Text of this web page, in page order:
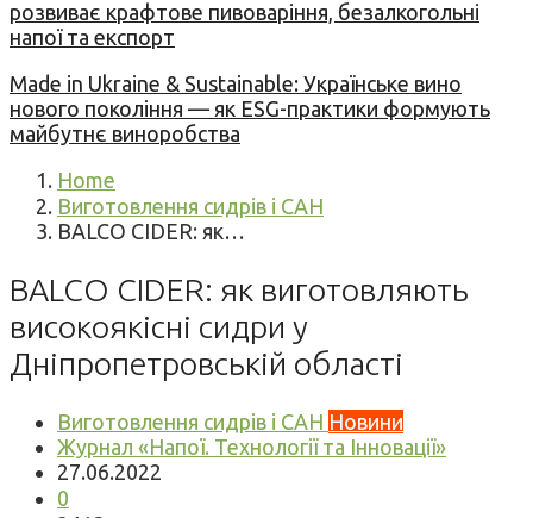
розвиває крафтове пивоваріння, безалкогольні
напої та експорт
Made in Ukraine & Sustainable: Українське вино
нового покоління — як ESG-практики формують
майбутнє виноробства
Home
Виготовлення сидрів і САН
BALCO CIDER: як…
BALCO CIDER: як виготовляють
високоякісні сидри у
Дніпропетровській області
Виготовлення сидрів і САН Новини
Журнал «Напої. Технології та Інновації»
27.06.2022
0